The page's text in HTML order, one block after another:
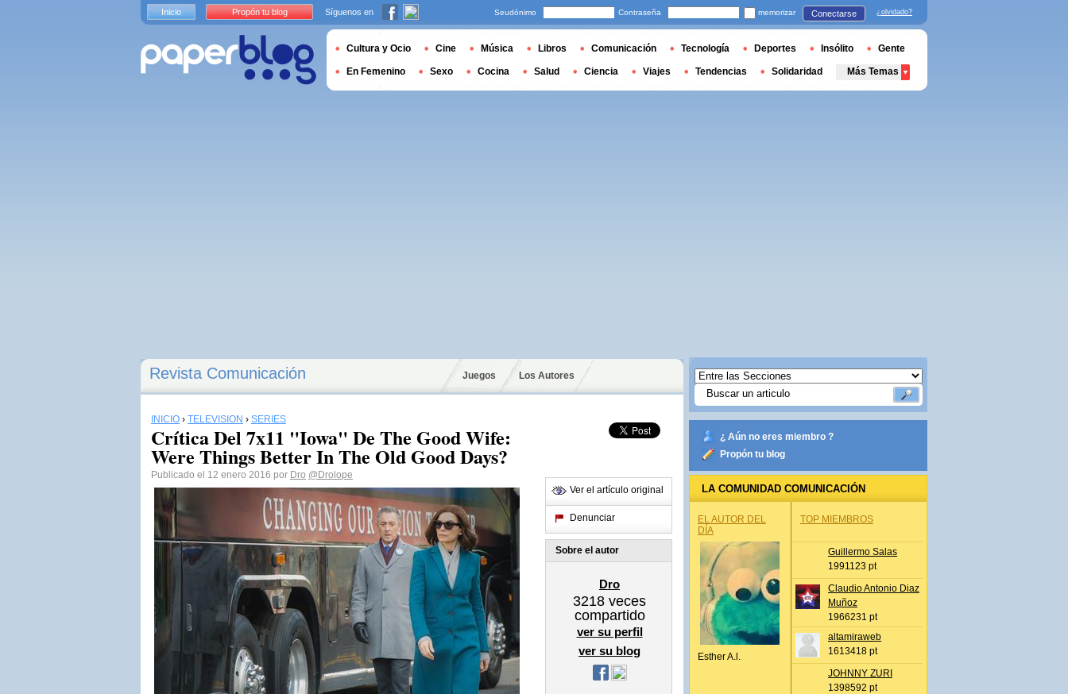
Revista Comunicación Juegos Los Autores
INICIO › TELEVISIÓN › SERIES
Crítica Del 7x11 "Iowa" De The Good Wife:
Were Things Better In The Old Good Days?
Publicado el 12 enero 2016 por Dro @Drolope
Ver el artículo original
Denunciar
Sobre el autor
Dro
3218 veces
compartido
ver su perfil
ver su blog
¿ Aún no eres miembro ?
Propón tu blog
LA COMUNIDAD COMUNICACIÓN
EL AUTOR DEL
DÍA
Esther A.l.
TOP MIEMBROS
Guillermo Salas
1991123 pt
Claudio Antonio Diaz
Muñoz
1966231 pt
altamiraweb
1613418 pt
JOHNNY ZURI
1398592 pt
Inicio Propón tu blog Síguenos en Seudónimo Contraseña memorizar Conectarse ¿olvidado?
Cultura y Ocio Cine Música Libros Comunicación Tecnología Deportes Insólito Gente
En Femenino Sexo Cocina Salud Ciencia Viajes Tendencias Solidaridad Más Temas